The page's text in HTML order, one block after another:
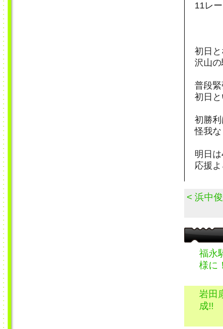
11レ
初日
沢山
普段
初日
初勝
怪我
明日
応援
< 浜中
福永
様に
岩田
成!!